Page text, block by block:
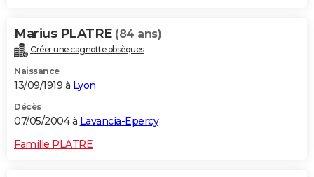
Marius PLATRE (84 ans)
Créer une cagnotte obsèques
Naissance
13/09/1919 à Lyon
Décès
07/05/2004 à Lavancia-Epercy
Famille PLATRE